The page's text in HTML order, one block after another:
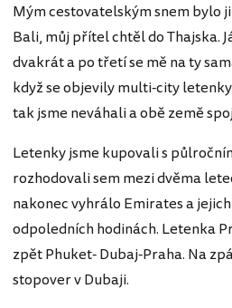
Mým cestovatelským snem bylo
Bali, můj přítel chtěl do Thajska.
dvakrát a po třetí se mě na ty
když se objevily multi-city
tak jsme neváhali a obě země
Letenky jsme kupovali s
rozhodovali sem mezi dvěma
nakonec vyhrálo Emirates a
odpoledních hodinách. Letenka
zpět Phuket- Dubaj-Praha. Na
stopover v Dubaji.